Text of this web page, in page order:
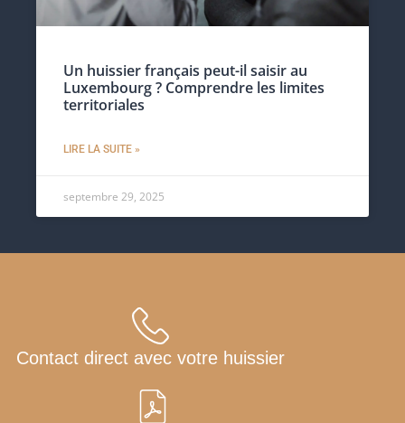
Un huissier français peut-il saisir au
Luxembourg ? Comprendre les limites
territoriales
LIRE LA SUITE »
septembre 29, 2025
Contact direct avec votre huissier